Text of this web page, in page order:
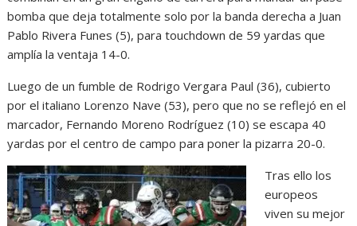
bomba que deja totalmente solo por la banda derecha a Juan
Pablo Rivera Funes (5), para touchdown de 59 yardas que
amplía la ventaja 14-0.
Luego de un fumble de Rodrigo Vergara Paul (36), cubierto
por el italiano Lorenzo Nave (53), pero que no se reflejó en el
marcador, Fernando Moreno Rodríguez (10) se escapa 40
yardas por el centro de campo para poner la pizarra 20-0.
Tras ello los
europeos
viven su mejor